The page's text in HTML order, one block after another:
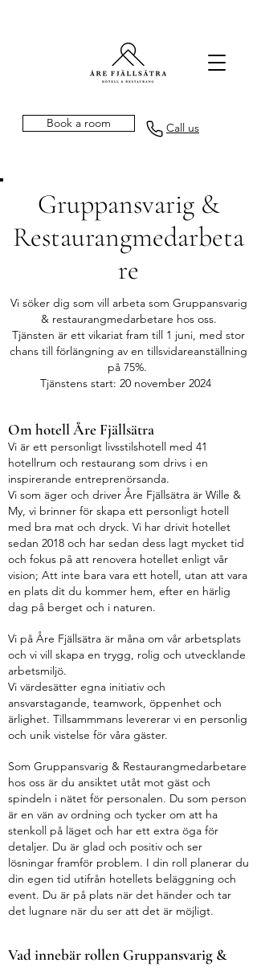
Book a room Call us
Gruppansvarig &
Restaurangmedarbeta
re
Vi söker dig som vill arbeta som Gruppansvarig
& restaurangmedarbetare hos oss.
Tjänsten är ett vikariat fram till 1 juni, med stor
chans till förlängning av en tillsvidareanställning
på 75%.
Tjänstens start: 20 november 2024
Om hotell Åre Fjällsätra
Vi är ett personligt livsstilshotell med 41
hotellrum och restaurang som drivs i en
inspirerande entreprenörsanda.
Vi som äger och driver Åre Fjällsätra är Wille &
My, vi brinner för skapa ett personligt hotell
med bra mat och dryck. Vi har drivit hotellet
sedan 2018 och har sedan dess lagt mycket tid
och fokus på att renovera hotellet enligt vår
vision; Att inte bara vara ett hotell, utan att vara
en plats dit du kommer hem, efter en härlig
dag på berget och i naturen.
Vi på Åre Fjällsätra är måna om vår arbetsplats
och vi vill skapa en trygg, rolig och utvecklande
arbetsmiljö.
Vi värdesätter egna initiativ och
ansvarstagande, teamwork, öppenhet och
ärlighet. Tillsammmans levererar vi en personlig
och unik vistelse för våra gäster.
Som Gruppansvarig & Restaurangmedarbetare
hos oss är du ansiktet utåt mot gäst och
spindeln i nätet för personalen. Du som person
är en vän av ordning och tycker om att ha
stenkoll på läget och har ett extra öga för
detaljer. Du är glad och positiv och ser
lösningar framför problem. I din roll planerar du
din egen tid utifrån hotellets beläggning och
event. Du är på plats när det händer och tar
det lugnare när du ser att det är möjligt.
Vad innebär rollen Gruppansvarig &